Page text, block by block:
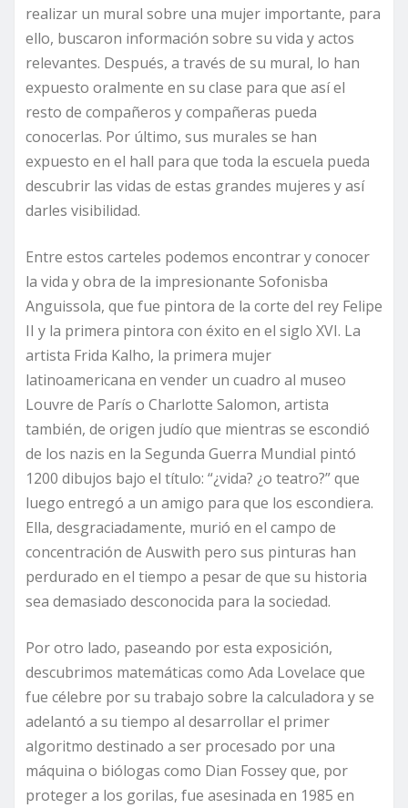
realizar un mural sobre una mujer importante, para
ello, buscaron información sobre su vida y actos
relevantes. Después, a través de su mural, lo han
expuesto oralmente en su clase para que así el
resto de compañeros y compañeras pueda
conocerlas. Por último, sus murales se han
expuesto en el hall para que toda la escuela pueda
descubrir las vidas de estas grandes mujeres y así
darles visibilidad.
Entre estos carteles podemos encontrar y conocer
la vida y obra de la impresionante Sofonisba
Anguissola, que fue pintora de la corte del rey Felipe
II y la primera pintora con éxito en el siglo XVI. La
artista Frida Kalho, la primera mujer
latinoamericana en vender un cuadro al museo
Louvre de París o Charlotte Salomon, artista
también, de origen judío que mientras se escondió
de los nazis en la Segunda Guerra Mundial pintó
1200 dibujos bajo el título: “¿vida? ¿o teatro?” que
luego entregó a un amigo para que los escondiera.
Ella, desgraciadamente, murió en el campo de
concentración de Auswith pero sus pinturas han
perdurado en el tiempo a pesar de que su historia
sea demasiado desconocida para la sociedad.
Por otro lado, paseando por esta exposición,
descubrimos matemáticas como Ada Lovelace que
fue célebre por su trabajo sobre la calculadora y se
adelantó a su tiempo al desarrollar el primer
algoritmo destinado a ser procesado por una
máquina o biólogas como Dian Fossey que, por
proteger a los gorilas, fue asesinada en 1985 en